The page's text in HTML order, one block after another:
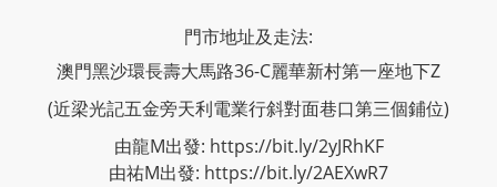
門市地址及走法:
澳門黑沙環長壽大馬路36-C麗華新村第一座地下Z
(近梁光記五金旁天利電業行斜對面巷口第三個鋪位)
由龍M出發: https://bit.ly/2yJRhKF
由祐M出發: https://bit.ly/2AEXwR7